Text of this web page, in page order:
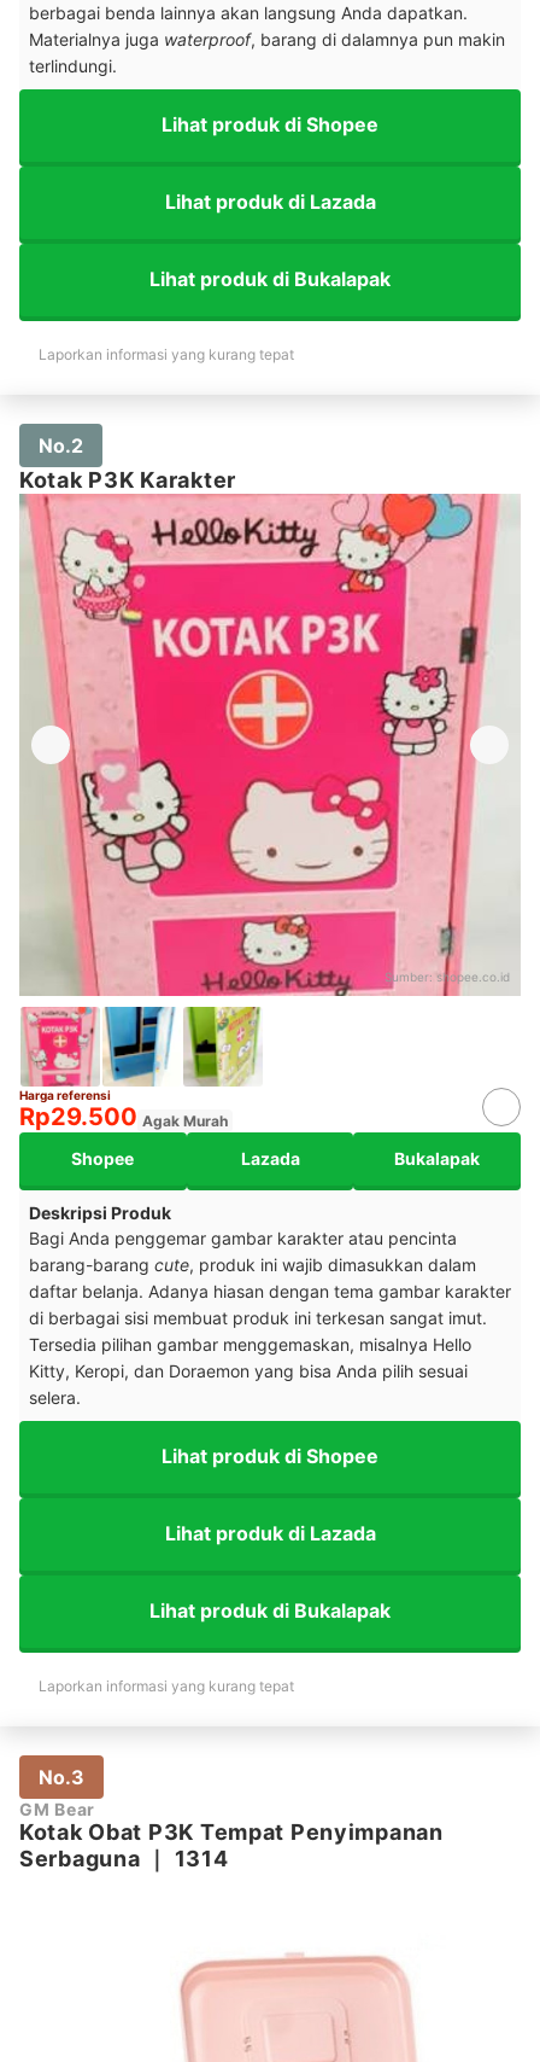
berbagai benda lainnya akan langsung Anda dapatkan.
Materialnya juga waterproof, barang di dalamnya pun makin
terlindungi.
Lihat produk di Shopee
Lihat produk di Lazada
Lihat produk di Bukalapak
Laporkan informasi yang kurang tepat
No.2
Kotak P3K Karakter
Sumber: shopee.co.id
Harga referensi
Rp29.500 Agak Murah
Shopee Lazada Bukalapak
Deskripsi Produk
Bagi Anda penggemar gambar karakter atau pencinta
barang-barang cute, produk ini wajib dimasukkan dalam
daftar belanja. Adanya hiasan dengan tema gambar karakter
di berbagai sisi membuat produk ini terkesan sangat imut.
Tersedia pilihan gambar menggemaskan, misalnya Hello
Kitty, Keropi, dan Doraemon yang bisa Anda pilih sesuai
selera.
Lihat produk di Shopee
Lihat produk di Lazada
Lihat produk di Bukalapak
Laporkan informasi yang kurang tepat
No.3
GM Bear
Kotak Obat P3K Tempat Penyimpanan
Serbaguna ｜ 1314